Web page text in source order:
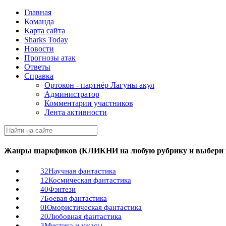
Главная
Команда
Карта сайта
Sharks Today
Новости
Прогнозы атак
Ответы
Справка
Ортокон - партнёр Лагуны акул
Администратор
Комментарии участников
Лента активности
Жанры шаркфиков (КЛИКНИ на любую рубрику и выбери
32Научная фантастика
12Космическая фантастика
40Фэнтези
7Боевая фантастика
0Юмористическая фантастика
20Любовная фантастика